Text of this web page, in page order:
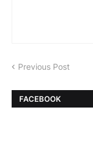
Previous Post
FACEBOOK